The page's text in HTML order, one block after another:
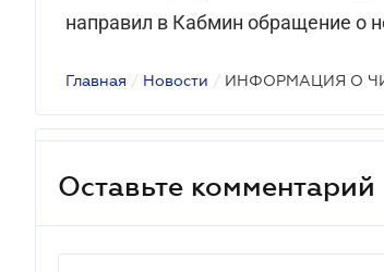
направил в Кабмин обращение о
Главная / Новости / ИНФОРМАЦИЯ О
Оставьте комментарий